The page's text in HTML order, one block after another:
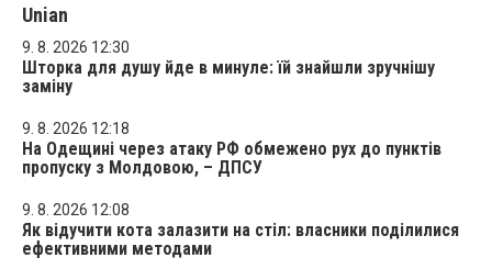
Unian
9. 8. 2026 12:30
Шторка для душу йде в минуле: їй знайшли зручнішу
заміну
9. 8. 2026 12:18
На Одещині через атаку РФ обмежено рух до пунктів
пропуску з Молдовою, – ДПСУ
9. 8. 2026 12:08
Як відучити кота залазити на стіл: власники поділилися
ефективними методами